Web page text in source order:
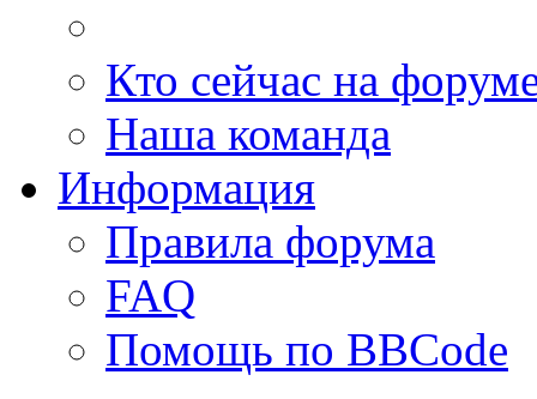
Кто сейчас на
Наша команда
Информация
Правила форума
FAQ
Помощь по BBCode